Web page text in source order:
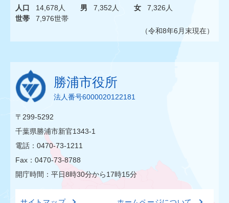
人口 14,678人 男 7,352人 女
7,326人
世帯
7,976世帯
（令和8年6月末現在）
勝浦市役所
法人番号6000020122181
〒299-5292
千葉県勝浦市新官1343-1
電話：0470-73-1211
Fax：0470-73-8788
開庁時間：平日8時30分から17時15分